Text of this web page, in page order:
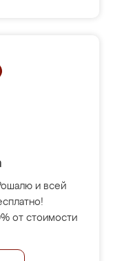
и всей
от стоимости